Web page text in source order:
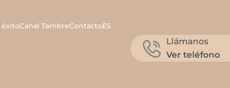
éxitoCanal TambreContactoES
Llámanos
Ver teléfono